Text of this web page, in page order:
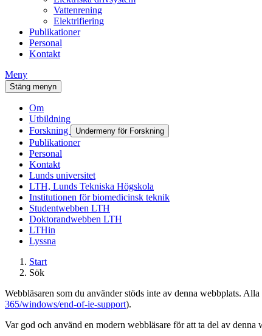
Vattenrening
Elektrifiering
Publikationer
Personal
Kontakt
Meny
Stäng menyn
Om
Utbildning
Forskning
Undermeny för Forskning
Publikationer
Personal
Kontakt
Lunds universitet
LTH, Lunds Tekniska Högskola
Institutionen för biomedicinsk teknik
Studentwebben LTH
Doktorandwebben LTH
LTHin
Lyssna
Start
Sök
Webbläsaren som du använder stöds inte av denna webbplats.
365/windows/end-of-ie-support).
Var god och använd en modern webbläsare för att ta del av